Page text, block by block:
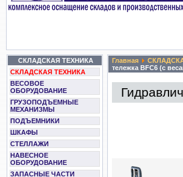
СКЛАДСКАЯ ТЕХНИКА
СКЛАДСКАЯ ТЕХНИКА
ВЕСОВОЕ
ОБОРУДОВАНИЕ
ГРУЗОПОДЪЕМНЫЕ
МЕХАНИЗМЫ
ПОДЪЕМНИКИ
ШКАФЫ
СТЕЛЛАЖИ
НАВЕСНОЕ
ОБОРУДОВАНИЕ
ЗАПАСНЫЕ ЧАСТИ
Главная
тележка BFC6 (с